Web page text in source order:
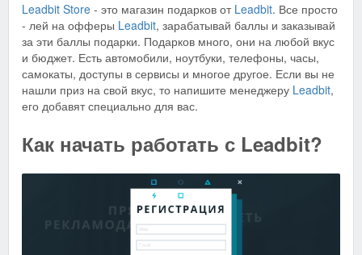
Leadbit Store - это магазин подарков от Leadbit. Все просто
- лей на офферы Leadbit, зарабатывай баллы и заказывай
за эти баллы подарки. Подарков много, они на любой вкус
и бюджет. Есть автомобили, ноутбуки, телефоны, часы,
самокаты, доступы в сервисы и многое другое. Если вы не
нашли приз на свой вкус, то напишите менеджеру Leadbit,
его добавят специально для вас.
Как начать работать с Leadbit?